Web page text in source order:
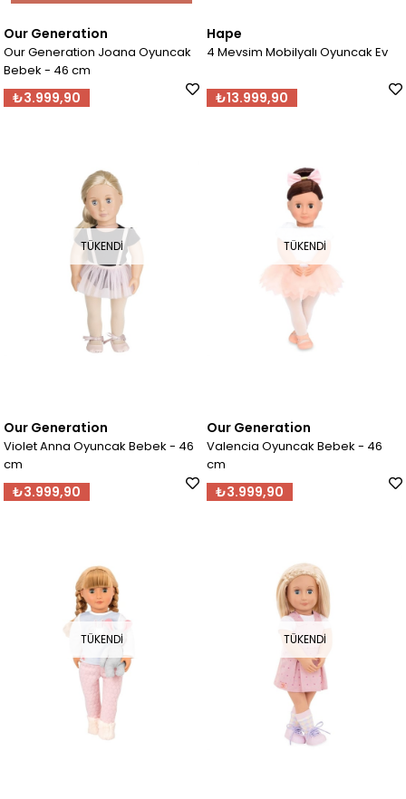
Our Generation
Our Generation Joana Oyuncak
Bebek - 46 cm
₺3.999,90
Hape
4 Mevsim Mobilyalı Oyuncak Ev
₺13.999,90
TÜKENDI
Our Generation
Violet Anna Oyuncak Bebek - 46
cm
₺3.999,90
TÜKENDI
Our Generation
Valencia Oyuncak Bebek - 46
cm
₺3.999,90
TÜKENDI TÜKENDI